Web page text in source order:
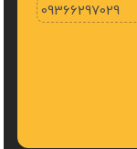
09366297029